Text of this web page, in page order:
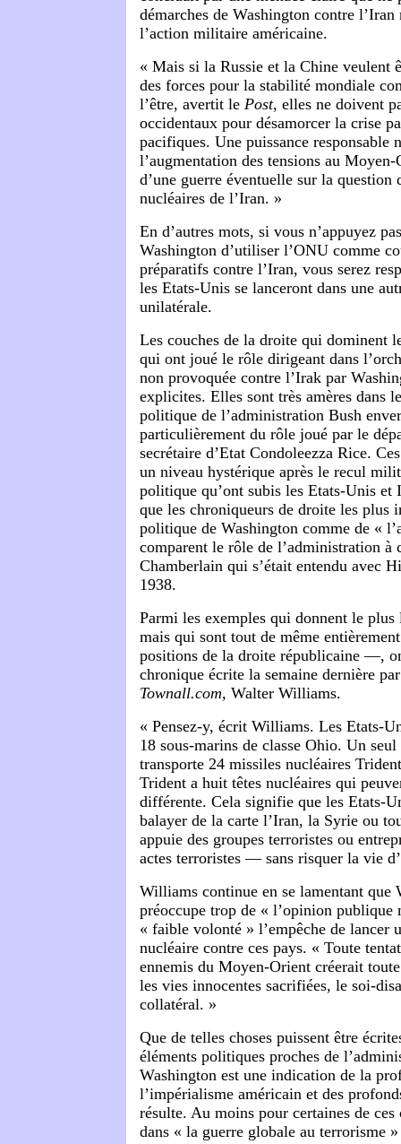
démarches de Washington contre l’Iran
l’action militaire américaine.
« Mais si la Russie et la Chine veulent
des forces pour la stabilité mondiale
l’être, avertit le Post, elles ne doivent
occidentaux pour désamorcer la crise
pacifiques. Une puissance responsable
l’augmentation des tensions au
d’une guerre éventuelle sur la question
nucléaires de l’Iran. »
En d’autres mots, si vous n’appuyez
Washington d’utiliser l’ONU comme
préparatifs contre l’Iran, vous serez
les Etats-Unis se lanceront dans une
unilatérale.
Les couches de la droite qui dominent
qui ont joué le rôle dirigeant dans
non provoquée contre l’Irak par
explicites. Elles sont très amères dans
politique de l’administration Bush
particulièrement du rôle joué par le
secrétaire d’Etat Condoleezza Rice.
un niveau hystérique après le recul
politique qu’ont subis les Etats-Unis et
que les chroniqueurs de droite les plus
politique de Washington comme de «
comparent le rôle de l’administration à
Chamberlain qui s’était entendu avec
1938.
Parmi les exemples qui donnent le
mais qui sont tout de même
positions de la droite républicaine —,
chronique écrite la semaine dernière
Townall.com, Walter Williams.
« Pensez-y, écrit Williams. Les Etats-
18 sous-marins de classe Ohio. Un seul
transporte 24 missiles nucléaires
Trident a huit têtes nucléaires qui
différente. Cela signifie que les Etats-
balayer de la carte l’Iran, la Syrie ou
appuie des groupes terroristes ou
actes terroristes — sans risquer la vie
Williams continue en se lamentant que
préoccupe trop de « l’opinion publique
« faible volonté » l’empêche de lancer
nucléaire contre ces pays. « Toute
ennemis du Moyen-Orient créerait
les vies innocentes sacrifiées, le soi-
collatéral. »
Que de telles choses puissent être
éléments politiques proches de
Washington est une indication de la
l’impérialisme américain et des
résulte. Au moins pour certaines de
dans « la guerre globale au terrorisme